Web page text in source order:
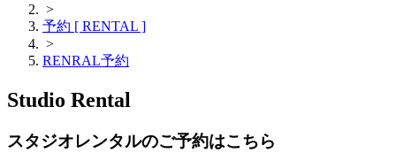
>
予約 [ RENTAL ]
>
RENRAL予約
Studio Rental
スタジオレンタルのご予約はこちら